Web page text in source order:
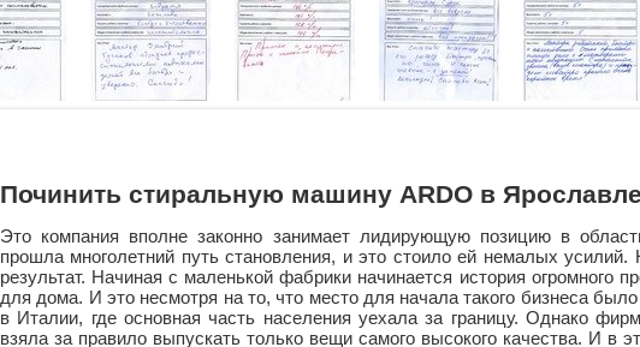
Починить стиральную машину ARDO в Ярославле
Это компания вполне законно занимает лидирующую позицию в
прошла многолетний путь становления, и это стоило ей немалых
результат. Начиная с маленькой фабрики начинается история огромного
для дома. И это несмотря на то, что место для начала такого бизнеса
в Италии, где основная часть населения уехала за границу. Однако
взяла за правило выпускать только вещи самого высокого качества. И